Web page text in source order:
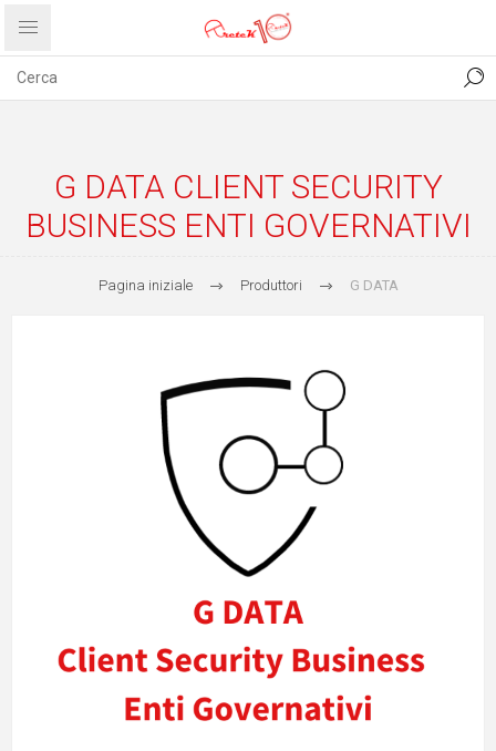
PRIVACY ABOUT US
G DATA CLIENT SECURITY
BUSINESS ENTI GOVERNATIVI
Pagina iniziale Produttori G DATA